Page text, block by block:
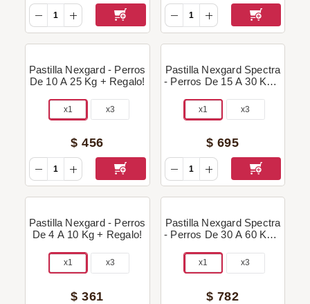
Pastilla Nexgard - Perros
De 10 A 25 Kg + Regalo!
x1 x3
$ 456
Pastilla Nexgard Spectra
- Perros De 15 A 30 Kg +
x1 x3
$ 695
Pastilla Nexgard - Perros
De 4 A 10 Kg + Regalo!
x1 x3
$ 361
Pastilla Nexgard Spectra
- Perros De 30 A 60 Kg +
x1 x3
$ 782